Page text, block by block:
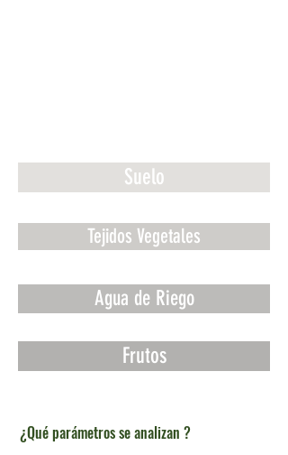
Suelo
Tejidos Vegetales
Agua de Riego
Frutos
¿Qué parámetros se analizan ?